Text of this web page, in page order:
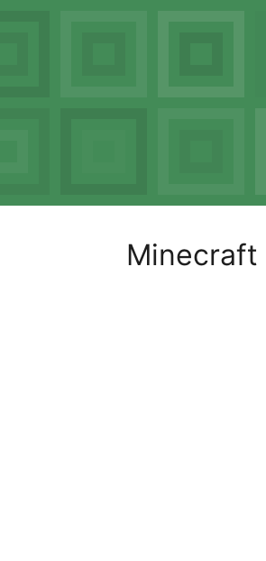
Minecraft